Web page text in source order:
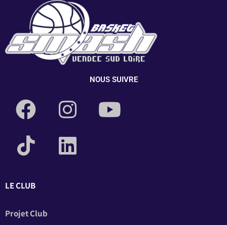
NOUS SUIVRE
LE CLUB
Projet Club